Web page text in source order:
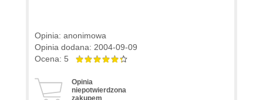
Opinia: anonimowa
Opinia dodana: 2004-09-09
Ocena: 5
Opinia
niepotwierdzona